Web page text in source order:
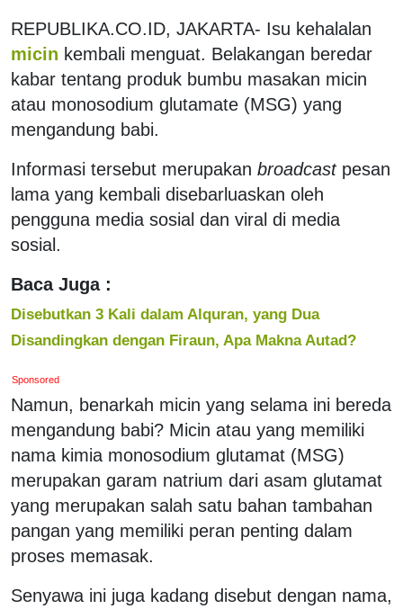
REPUBLIKA.CO.ID, JAKARTA- Isu kehalalan
micin kembali menguat. Belakangan beredar
kabar tentang produk bumbu masakan micin
atau monosodium glutamate (MSG) yang
mengandung babi.
Informasi tersebut merupakan broadcastpesan
lama yang kembali disebarluaskan oleh
pengguna media sosial dan viral di media
sosial.
Baca Juga :
Disebutkan 3 Kali dalam Alquran, yang Dua
Disandingkan dengan Firaun, Apa Makna Autad?
Sponsored
Namun, benarkah micin yang selama ini bereda
mengandung babi? Micin atau yang memiliki
nama kimia monosodium glutamat (MSG)
merupakan garam natrium dari asam glutamat
yang merupakan salah satu bahan tambahan
pangan yang memiliki peran penting dalam
proses memasak.
Senyawa ini juga kadang disebut dengan nama,